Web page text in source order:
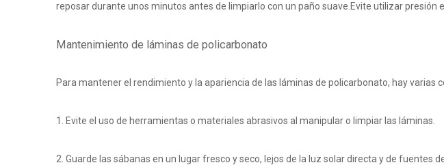
reposar durante unos minutos antes de limpiarlo con un paño suave.Evite utilizar presión
Mantenimiento de láminas de policarbonato
Para mantener el rendimiento y la apariencia de las láminas de policarbonato, hay varias
1. Evite el uso de herramientas o materiales abrasivos al manipular o limpiar las láminas.
2. Guarde las sábanas en un lugar fresco y seco, lejos de la luz solar directa y de fuentes